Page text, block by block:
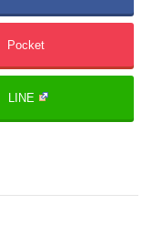
Pocket
LINE